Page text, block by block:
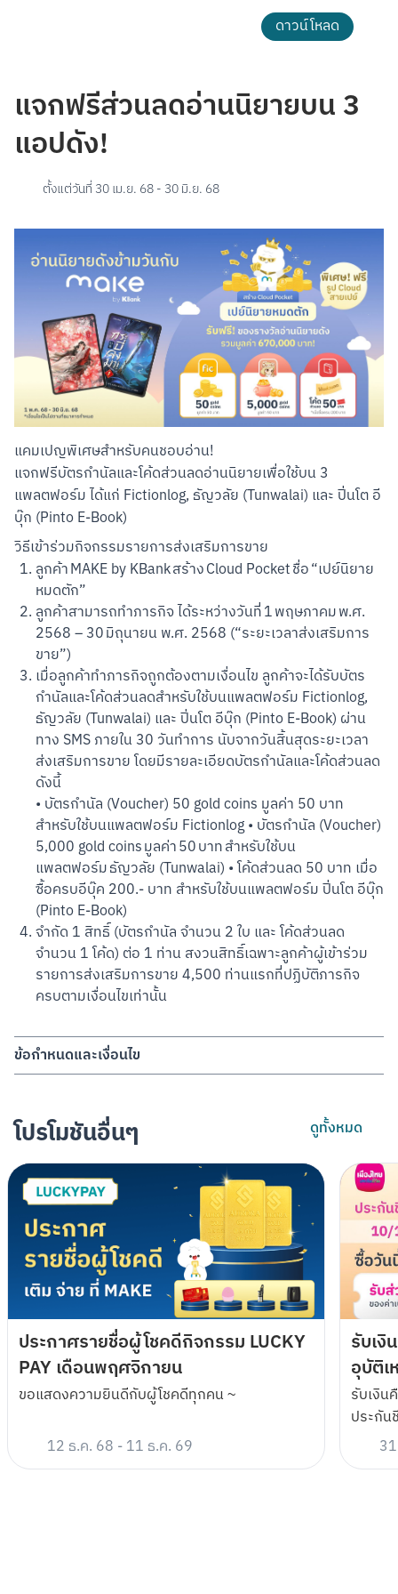
ดาวน์โหลด
สแกนเพื่อดาวน์โหลด
แจกฟรีส่วนลดอ่านนิยายบน 3
แอปดัง!
ตั้งแต่วันที่ 30 เม.ย. 68- 30 มิ.ย. 68
แคมเปญพิเศษสำหรับคนชอบอ่าน!
แจกฟรีบัตรกำนัลและโค้ดส่วนลดอ่านนิยายเพื่อใช้บน 3
แพลตฟอร์ม ได้แก่ Fictionlog, ธัญวลัย (Tunwalai) และ ปิ่นโต อี
บุ๊ก (Pinto E-Book)
วิธีเข้าร่วมกิจกรรมรายการส่งเสริมการขาย
ลูกค้า MAKE by KBank สร้าง Cloud Pocket ชื่อ “เปย์นิยาย
หมดตัก”
ลูกค้าสามารถทำภารกิจ ได้ระหว่างวันที่ 1 พฤษภาคม พ.ศ.
2568 – 30 มิถุนายน พ.ศ. 2568 (“ระยะเวลาส่งเสริมการ
ขาย”)
เมื่อลูกค้าทำภารกิจถูกต้องตามเงื่อนไข ลูกค้าจะได้รับบัตร
กำนัลและโค้ดส่วนลดสำหรับใช้บนแพลตฟอร์ม Fictionlog,
ธัญวลัย (Tunwalai) และ ปิ่นโต อีบุ๊ก (Pinto E-Book) ผ่าน
ทาง SMS ภายใน 30 วันทำการ นับจากวันสิ้นสุดระยะเวลา
ส่งเสริมการขาย โดยมีรายละเอียดบัตรกำนัลและโค้ดส่วนลด
ดังนี้
• บัตรกำนัล (Voucher) 50 gold coins มูลค่า 50 บาท
สำหรับใช้บนแพลตฟอร์ม Fictionlog • บัตรกำนัล (Voucher)
5,000 gold coins มูลค่า 50 บาท สำหรับใช้บน
แพลตฟอร์ม ธัญวลัย (Tunwalai) • โค้ดส่วนลด 50 บาท เมื่อ
ซื้อครบอีบุ๊ค 200.- บาท สำหรับใช้บนแพลตฟอร์ม ปิ่นโต อีบุ๊ก
(Pinto E-Book)
จำกัด 1 สิทธิ์ (บัตรกำนัล จำนวน 2 ใบ และ โค้ดส่วนลด
จำนวน 1 โค้ด) ต่อ 1 ท่าน สงวนสิทธิ์เฉพาะลูกค้าผู้เข้าร่วม
รายการส่งเสริมการขาย 4,500 ท่านแรกที่ปฏิบัติภารกิจ
ครบตามเงื่อนไขเท่านั้น
ข้อกำหนดและเงื่อนไข
อิเล็กทรอนิกส์ (K-eSavings) ที่เปิดผ่านแอปพลิเคชัน MAKE by KBank
•	ระยะเวลาส่งเสริมการขาย: ตั้งแต่วันที่ 1 พฤษภาคม พ.ศ. 2568 –
30 มิถุนายน พ.ศ. 2568
แพลตฟอร์ม  Fictionlog, ธัญวลัย (Tunwalai) และ ปิ่นโต อีบุ๊ก (Pinto E-
Book) ผ่านทาง SMS ภายใน 30 วันทำการ นับจากวันสิ้นสุดระยะเวลาส่ง
เสริมการขาย เมื่อปฏิบัติตามเงื่อนไข ดังนี้
สร้าง Cloud Pocket ชื่อ “เปย์นิยายหมดตัก”
ลูกค้าจะต้องไม่ปิดบัญชีเงินฝากออมทรัพย์อิเล็กทรอนิกส์ (K-
eSavings) ดังกล่าวภายใน 14 วันทำการ นับจากวันสิ้นสุดระยะเวลาส่ง
เสริมการขาย
ลูกค้าจะต้องสร้าง Cloud Pocket ชื่อ “เปย์นิยายหมดตัก” โดยตั้งชื่อให้
ถูกต้อง แล้วกด Create Cloud Pocket ให้สำเร็จ พร้อมเปิดใช้งาน
Cloud Pocket ดังกล่าวจนถึงวันสิ้นสุดระยะเวลาส่งเสริมการขาย •
สงวนสิทธิ์เฉพาะลูกค้าที่ได้รับการติดต่อจากธนาคารและเป็นผู้เข้าร่วม
รายการส่งเสริมการขาย 4,500 ท่านแรกที่ปฏิบัติครบตามเงื่อนไข
(จำกัดสิทธิ์ 1 ท่าน ต่อ 1 สิทธิ์ (บัตรกำนัล จำนวน 2 ใบ และ โค้ดส่วนลด
จำนวน 1 โค้ด)) ตลอดระยะเวลาส่งเสริมการขาย • สิทธิพิเศษตาม
รายการส่งเสริมการขายนี้ไม่สามารถโอนสิทธิประโยชน์นี้ให้แก่ผู้อื่นได้
โปรโมชันอื่นๆ ดูทั้งหมด
ประกาศรายชื่อผู้โชคดีกิจกรรม LUCKY
PAY เดือนพฤศจิกายน
ขอแสดงความยินดีกับผู้โชคดีทุกคน ~
12 ธ.ค. 68 -11 ธ.ค. 69
รับเงิ
อุบัติ
รับเงิน
ประกัน